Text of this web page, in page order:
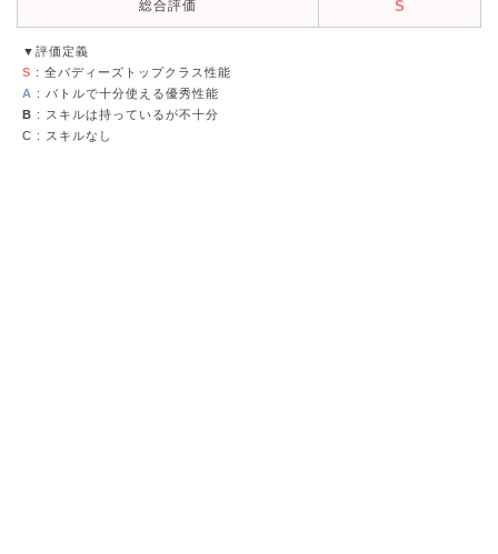
総合評価 S
▼評価定義
S : 全バディーズトップクラス性能
A : バトルで十分使える優秀性能
B : スキルは持っているが不十分
C : スキルなし